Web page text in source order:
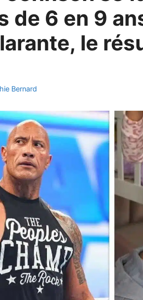
de 6 en 9
le
Bernard